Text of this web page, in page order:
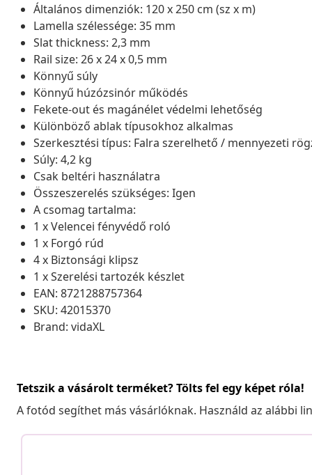
Általános dimenziók: 120 x 250 cm (sz x m)
Lamella szélessége: 35 mm
Slat thickness: 2,3 mm
Rail size: 26 x 24 x 0,5 mm
Könnyű súly
Könnyű húzózsinór működés
Fekete-out és magánélet védelmi lehetőség
Különböző ablak típusokhoz alkalmas
Szerkesztési típus: Falra szerelhető / mennyezeti
Súly: 4,2 kg
Csak beltéri használatra
Összeszerelés szükséges: Igen
A csomag tartalma:
1 x Velencei fényvédő roló
1 x Forgó rúd
4 x Biztonsági klipsz
1 x Szerelési tartozék készlet
EAN: 8721288757364
SKU: 42015370
Brand: vidaXL
Tetszik a vásárolt terméket? Tölts fel egy képet róla!
A fotód segíthet más vásárlóknak. Használd az alábbi